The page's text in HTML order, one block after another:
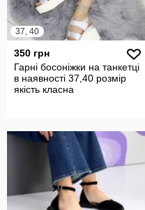
37, 40
350 грн
Гарні босоніжки на танкетці
в наявності 37,40 розмір
якість класна